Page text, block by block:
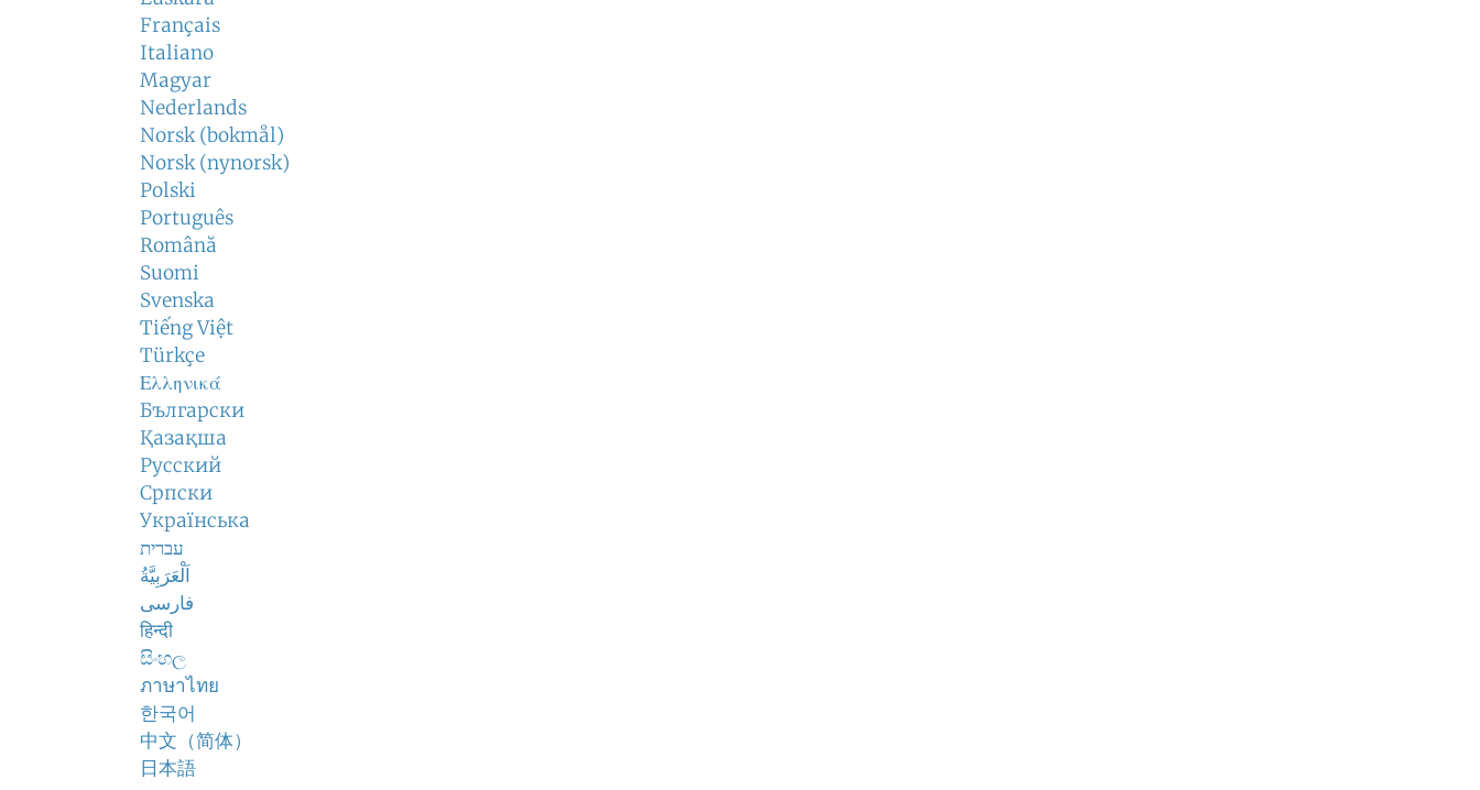
Français
Italiano
Magyar
Nederlands
Norsk (bokmål)
Norsk (nynorsk)
Polski
Português
Română
Suomi
Svenska
Tiếng Việt
Türkçe
Ελληνικά
Български
Қазақша
Русский
Српски
Українська
עברית
اَلْعَرَبِيَّةُ
فارسی
हिन्दी
සිංහල
ภาษาไทย
한국어
中文（简体）
日本語